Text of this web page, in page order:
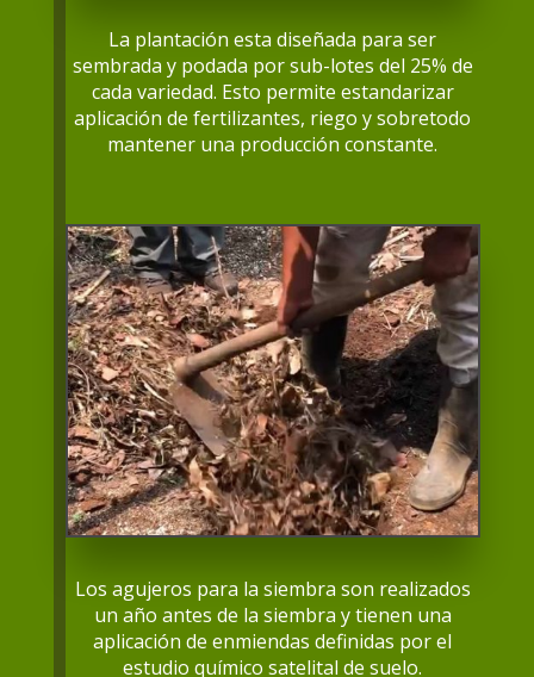
La plantación esta diseñada para ser
sembrada y podada por sub-lotes del 25% de
cada variedad. Esto permite estandarizar
aplicación de fertilizantes, riego y sobretodo
mantener una producción constante.
Los agujeros para la siembra son realizados
un año antes de la siembra y tienen una
aplicación de enmiendas definidas por el
estudio químico satelital de suelo.